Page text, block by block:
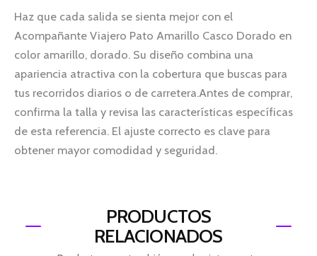
Haz que cada salida se sienta mejor con el
Acompañante Viajero Pato Amarillo Casco Dorado en
color amarillo, dorado. Su diseño combina una
apariencia atractiva con la cobertura que buscas para
tus recorridos diarios o de carretera.Antes de comprar,
confirma la talla y revisa las características específicas
de esta referencia. El ajuste correcto es clave para
obtener mayor comodidad y seguridad.
PRODUCTOS
RELACIONADOS